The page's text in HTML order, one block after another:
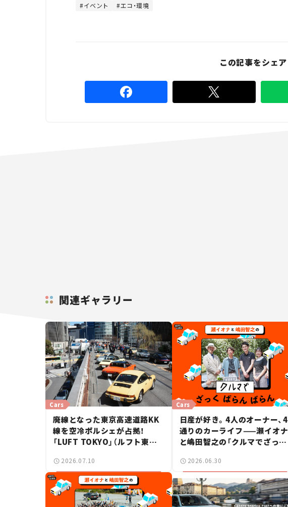
4
.
イベント エコ・環境
この記事をシェア
関連ギャラリー
Cars
廃線となった東京高速道路KK
線を空冷ポルシェが占拠！
「LUFT TOKYO」（ルフト東京）
ンの週末カーミーティング通信
#2
2026.07.10
Cars
日産が好き。4人のオーナー、4
通りのカーライフ——瀬イオナ
と嶋田智之の「クルマでざっく
2026.06.30